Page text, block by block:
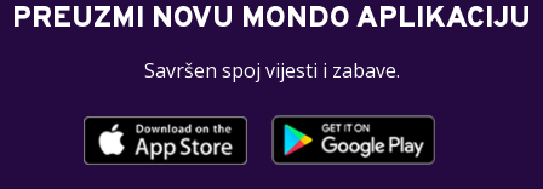
PREUZMI NOVU MONDO APLIKACIJU
Savršen spoj vijesti i zabave.